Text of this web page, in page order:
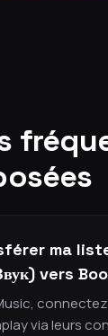
ma
vers
via leurs